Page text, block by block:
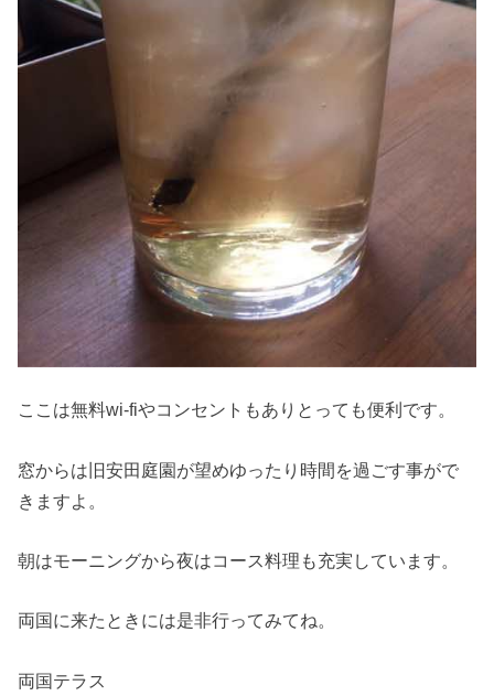
ここは無料wi-fiやコンセントもありとっても便利です。
窓からは旧安田庭園が望めゆったり時間を過ごす事がで
きますよ。
朝はモーニングから夜はコース料理も充実しています。
両国に来たときには是非行ってみてね。
両国テラス